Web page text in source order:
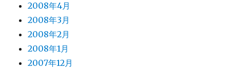
2008年4月
2008年3月
2008年2月
2008年1月
2007年12月